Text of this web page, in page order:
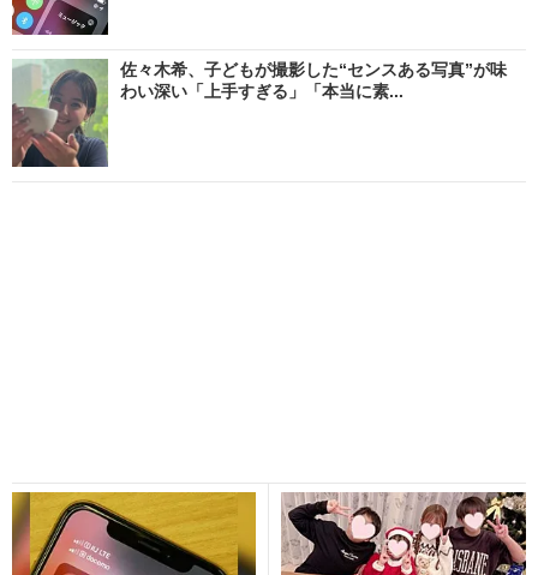
佐々木希、子どもが撮影した“センスある写真”が味
わい深い「上手すぎる」「本当に素...